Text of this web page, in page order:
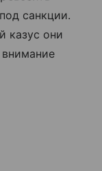
санкции.
казус они